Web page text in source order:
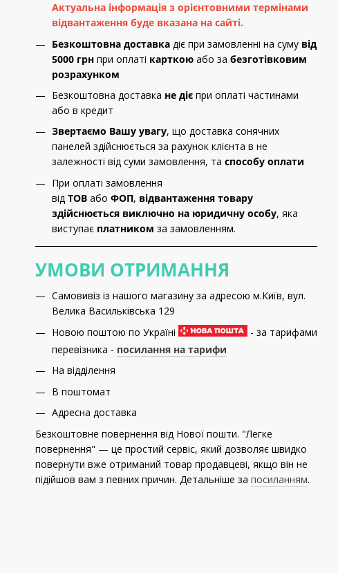
Актуальна інформація з орієнтовними термінами
відвантаження буде вказана на сайті.
Безкоштовна доставка діє при замовленні на суму від
5000 грн при оплаті карткою або за безготівковим
розрахунком
Безкоштовна доставка не діє при оплаті частинами
або в кредит
Звертаємо Вашу увагу, що доставка сонячних
панелей здійснюється за рахунок клієнта в не
залежності від суми замовлення, та способу оплати
При оплаті замовлення
від ТОВ або ФОП, відвантаження товару
здійснюється виключно на юридичну особу, яка
виступає платником за замовленням.
УМОВИ ОТРИМАННЯ
Самовивіз із нашого магазину за адресою м.Київ, вул.
Велика Васильківська 129
Новою поштою по Україні
- за тарифами
перевізника - посилання на тарифи
На відділення
В поштомат
Адресна доставка
Безкоштовне повернення від Нової пошти. "Легке
повернення" — це простий сервіс, який дозволяє швидко
повернути вже отриманий товар продавцеві, якщо він не
підійшов вам з певних причин. Детальніше за посиланням.